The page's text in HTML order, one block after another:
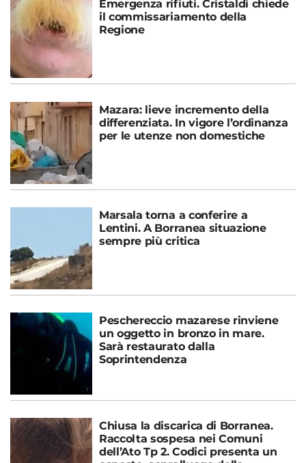
Emergenza rifiuti. Cristaldi chiede
il commissariamento della
Regione
Mazara: lieve incremento della
differenziata. In vigore l’ordinanza
per le utenze non domestiche
Marsala torna a conferire a
Lentini. A Borranea situazione
sempre più critica
Peschereccio mazarese rinviene
un oggetto in bronzo in mare.
Sarà restaurato dalla
Soprintendenza
Chiusa la discarica di Borranea.
Raccolta sospesa nei Comuni
dell’Ato Tp 2. Codici presenta un